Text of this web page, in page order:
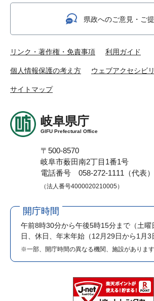
県政へのご意見・ご
リンク・著作権・免責事項 利用ガイド
個人情報保護の考え方 ウェブアクセシビ
サイトマップ
岐阜県庁
GIFU Prefectural Office
〒500-8570
岐阜市薮田南2丁目1番1号
電話番号 058-272-1111（代表）
（法人番号4000020210005）
開庁時間
午前8時30分から午後5時15分まで （土
日、休日、年末年始（12月29日から1月3
※一部、開庁時間の異なる機関、施設があります